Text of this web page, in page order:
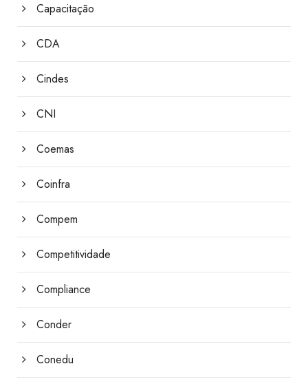
Capacitação
CDA
Cindes
CNI
Coemas
Coinfra
Compem
Competitividade
Compliance
Conder
Conedu